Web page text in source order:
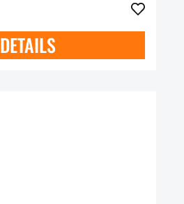
DETAILS